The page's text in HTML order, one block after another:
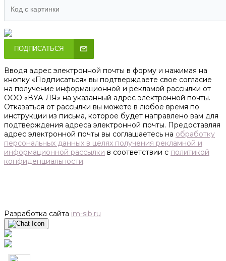
ПОДПИСАТЬСЯ
Вводя адрес электронной почты в форму и нажимая на
кнопку «Подписаться» вы подтверждаете свое согласие
на получение информационной и рекламой рассылки от
ООО «ВУА-ЛЯ» на указанный адрес электронной почты.
Отказаться от рассылки вы можете в любое время по
инструкции из письма, которое будет направлено вам для
подтверждения адреса электронной почты. Предоставляя
адрес электронной почты вы соглашаетесь на обработку
персональных данных в целях получения рекламной и
информационной рассылки в соответствии с политикой
конфиденциальности.
Разработка сайта im-sib.ru